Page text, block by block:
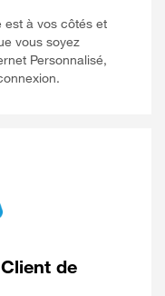
est à vos côtés et
vous soyez
Personnalisé,
de